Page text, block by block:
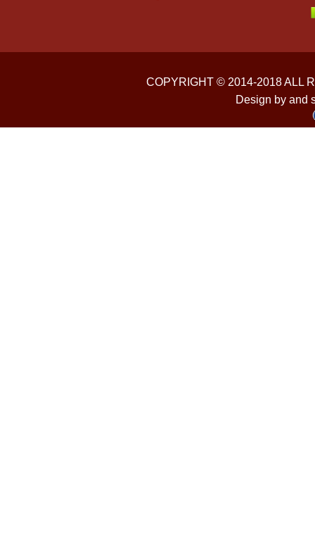
COPYRIGHT © 2014-2018 ALL
Design by and